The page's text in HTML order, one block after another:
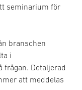
seminarium för
branschen
i
frågan. Detaljerad
att meddelas